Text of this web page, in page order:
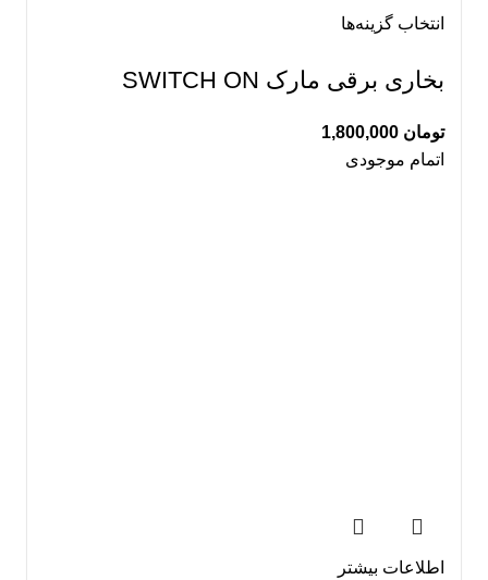
انتخاب گزینه‌ها
بخاری برقی مارک SWITCH ON
تومان
اتمام موجودی
اطلاعات بیشتر